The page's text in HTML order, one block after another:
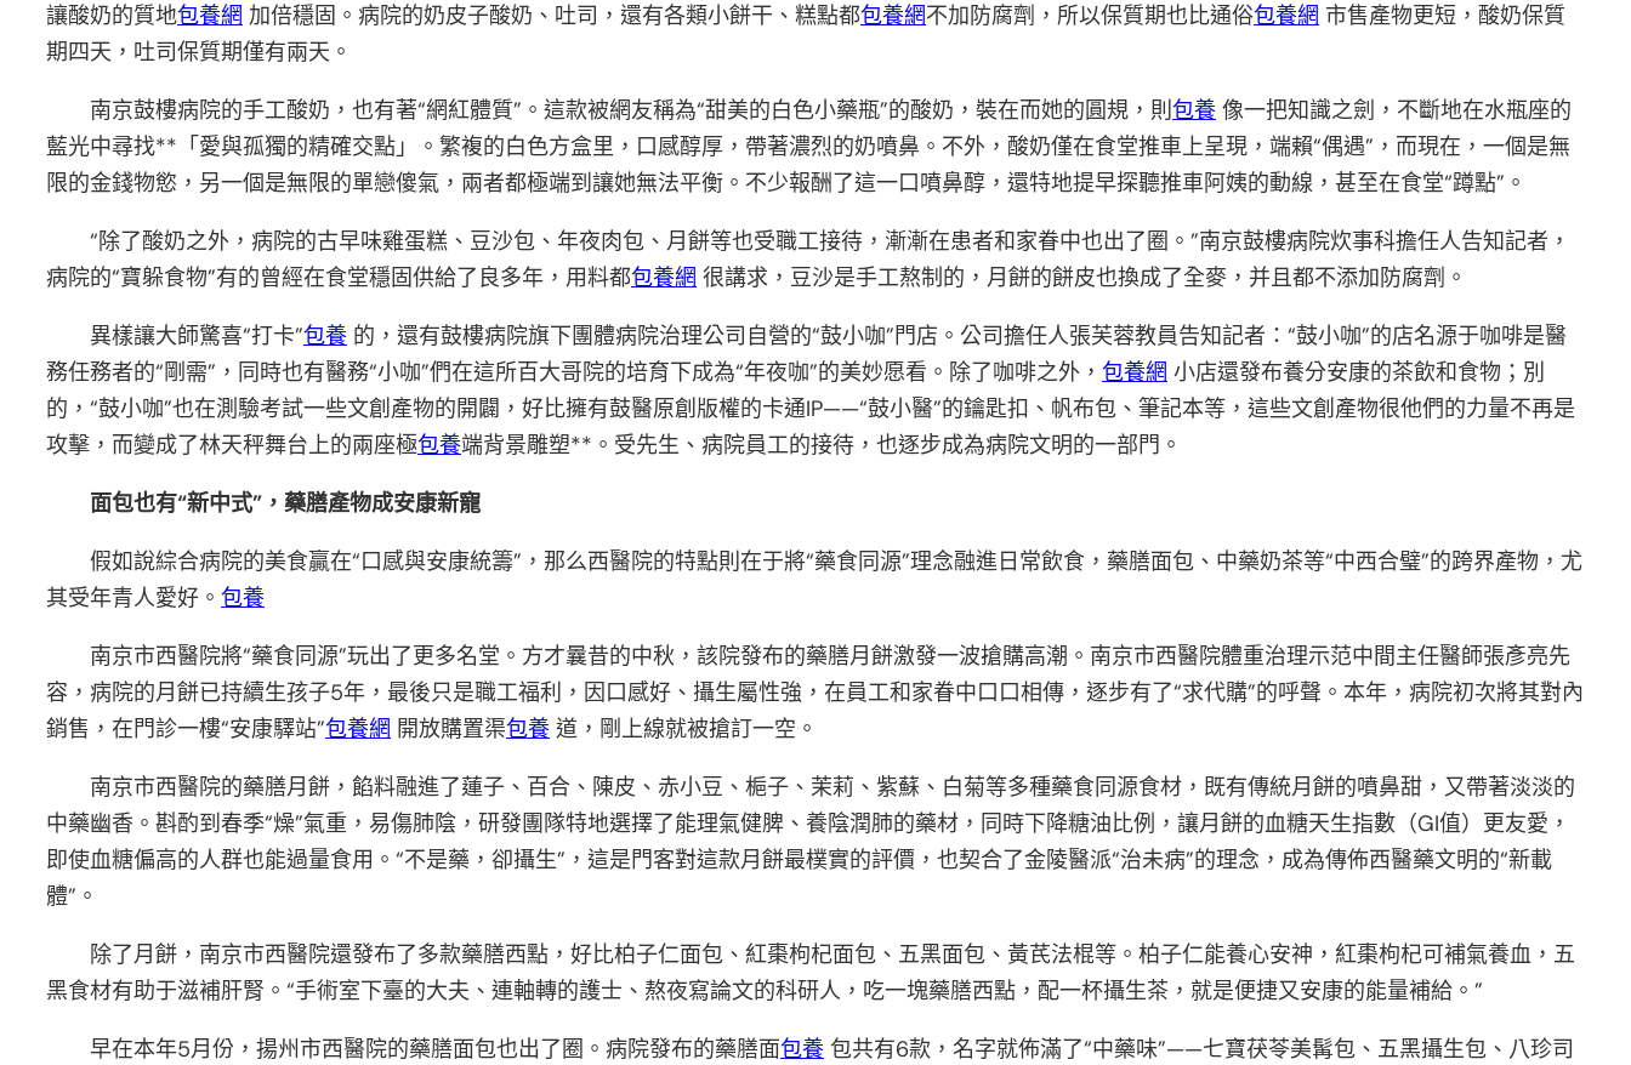
讓酸奶的質地包養網 加倍穩固。病院的奶皮子酸奶、吐司，還有各類小餅干、糕點都包養網不加防腐劑，所以保質期也比通俗包養網 市售產物更短，酸奶保質
期四天，吐司保質期僅有兩天。
南京鼓樓病院的手工酸奶，也有著“網紅體質”。這款被網友稱為“甜美的白色小藥瓶”的酸奶，裝在而她的圓規，則包養 像一把知識之劍，不斷地在水瓶座的
藍光中尋找**「愛與孤獨的精確交點」。繁複的白色方盒里，口感醇厚，帶著濃烈的奶噴鼻。不外，酸奶僅在食堂推車上呈現，端賴“偶遇”，而現在，一個是無
限的金錢物慾，另一個是無限的單戀傻氣，兩者都極端到讓她無法平衡。不少報酬了這一口噴鼻醇，還特地提早探聽推車阿姨的動線，甚至在食堂“蹲點”。
“除了酸奶之外，病院的古早味雞蛋糕、豆沙包、年夜肉包、月餅等也受職工接待，漸漸在患者和家眷中也出了圈。”南京鼓樓病院炊事科擔任人告知記者，
病院的“寶躲食物”有的曾經在食堂穩固供給了良多年，用料都包養網 很講求，豆沙是手工熬制的，月餅的餅皮也換成了全麥，并且都不添加防腐劑。
異樣讓大師驚喜“打卡”包養 的，還有鼓樓病院旗下團體病院治理公司自營的“鼓小咖”門店。公司擔任人張芙蓉教員告知記者：“鼓小咖”的店名源于咖啡是醫
務任務者的“剛需”，同時也有醫務“小咖”們在這所百大哥院的培育下成為“年夜咖”的美妙愿看。除了咖啡之外， 包養網 小店還發布養分安康的茶飲和食物；別
的，“鼓小咖”也在測驗考試一些文創產物的開闢，好比擁有鼓醫原創版權的卡通IP——“鼓小醫”的鑰匙扣、帆布包、筆記本等，這些文創產物很他們的力量不再是
攻擊，而變成了林天秤舞台上的兩座極包養端背景雕塑**。受先生、病院員工的接待，也逐步成為病院文明的一部門。
面包也有“新中式”，藥膳產物成安康新寵
假如說綜合病院的美食贏在“口感與安康統籌”，那么西醫院的特點則在于將“藥食同源”理念融進日常飲食，藥膳面包、中藥奶茶等“中西合璧”的跨界產物，尤
其受年青人愛好。 包養
南京市西醫院將“藥食同源”玩出了更多名堂。方才曩昔的中秋，該院發布的藥膳月餅激發一波搶購高潮。南京市西醫院體重治理示范中間主任醫師張彥亮先
容，病院的月餅已持續生孩子5年，最後只是職工福利，因口感好、攝生屬性強，在員工和家眷中口口相傳，逐步有了“求代購”的呼聲。本年，病院初次將其對內
銷售，在門診一樓“安康驛站”包養網 開放購置渠包養 道，剛上線就被搶訂一空。
南京市西醫院的藥膳月餅，餡料融進了蓮子、百合、陳皮、赤小豆、梔子、茉莉、紫蘇、白菊等多種藥食同源食材，既有傳統月餅的噴鼻甜，又帶著淡淡的
中藥幽香。斟酌到春季“燥”氣重，易傷肺陰，研發團隊特地選擇了能理氣健脾、養陰潤肺的藥材，同時下降糖油比例，讓月餅的血糖天生指數（GI值）更友愛，
即使血糖偏高的人群也能過量食用。“不是藥，卻攝生”，這是門客對這款月餅最樸實的評價，也契合了金陵醫派“治未病”的理念，成為傳佈西醫藥文明的“新載
體”。
除了月餅，南京市西醫院還發布了多款藥膳西點，好比柏子仁面包、紅棗枸杞面包、五黑面包、黃芪法棍等。柏子仁能養心安神，紅棗枸杞可補氣養血，五
黑食材有助于滋補肝腎。“手術室下臺的大夫、連軸轉的護士、熬夜寫論文的科研人，吃一塊藥膳西點，配一杯攝生茶，就是便捷又安康的能量補給。”
早在本年5月份，揚州市西醫院的藥膳面包也出了圈。病院發布的藥膳面包養 包共有6款，名字就佈滿了“中藥味”——七寶茯苓美髯包、五黑攝生包、八珍司